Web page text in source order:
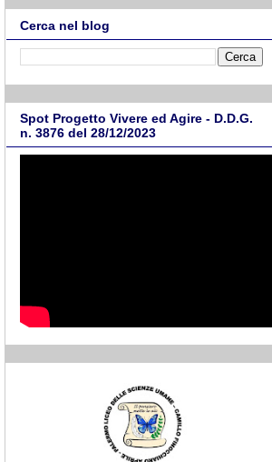
Cerca nel blog
Spot Progetto Vivere ed Agire - D.D.G.
n. 3876 del 28/12/2023